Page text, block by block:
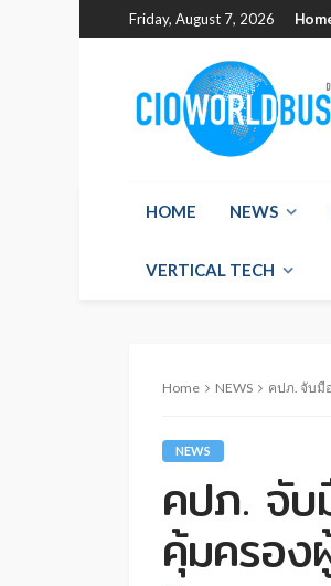
Friday, August 7, 2026
HOME NEWS
VERTICAL TECH
Home NEWS คปภ. จับมื
NEWS
คปภ. จับ
คุ้มครอง